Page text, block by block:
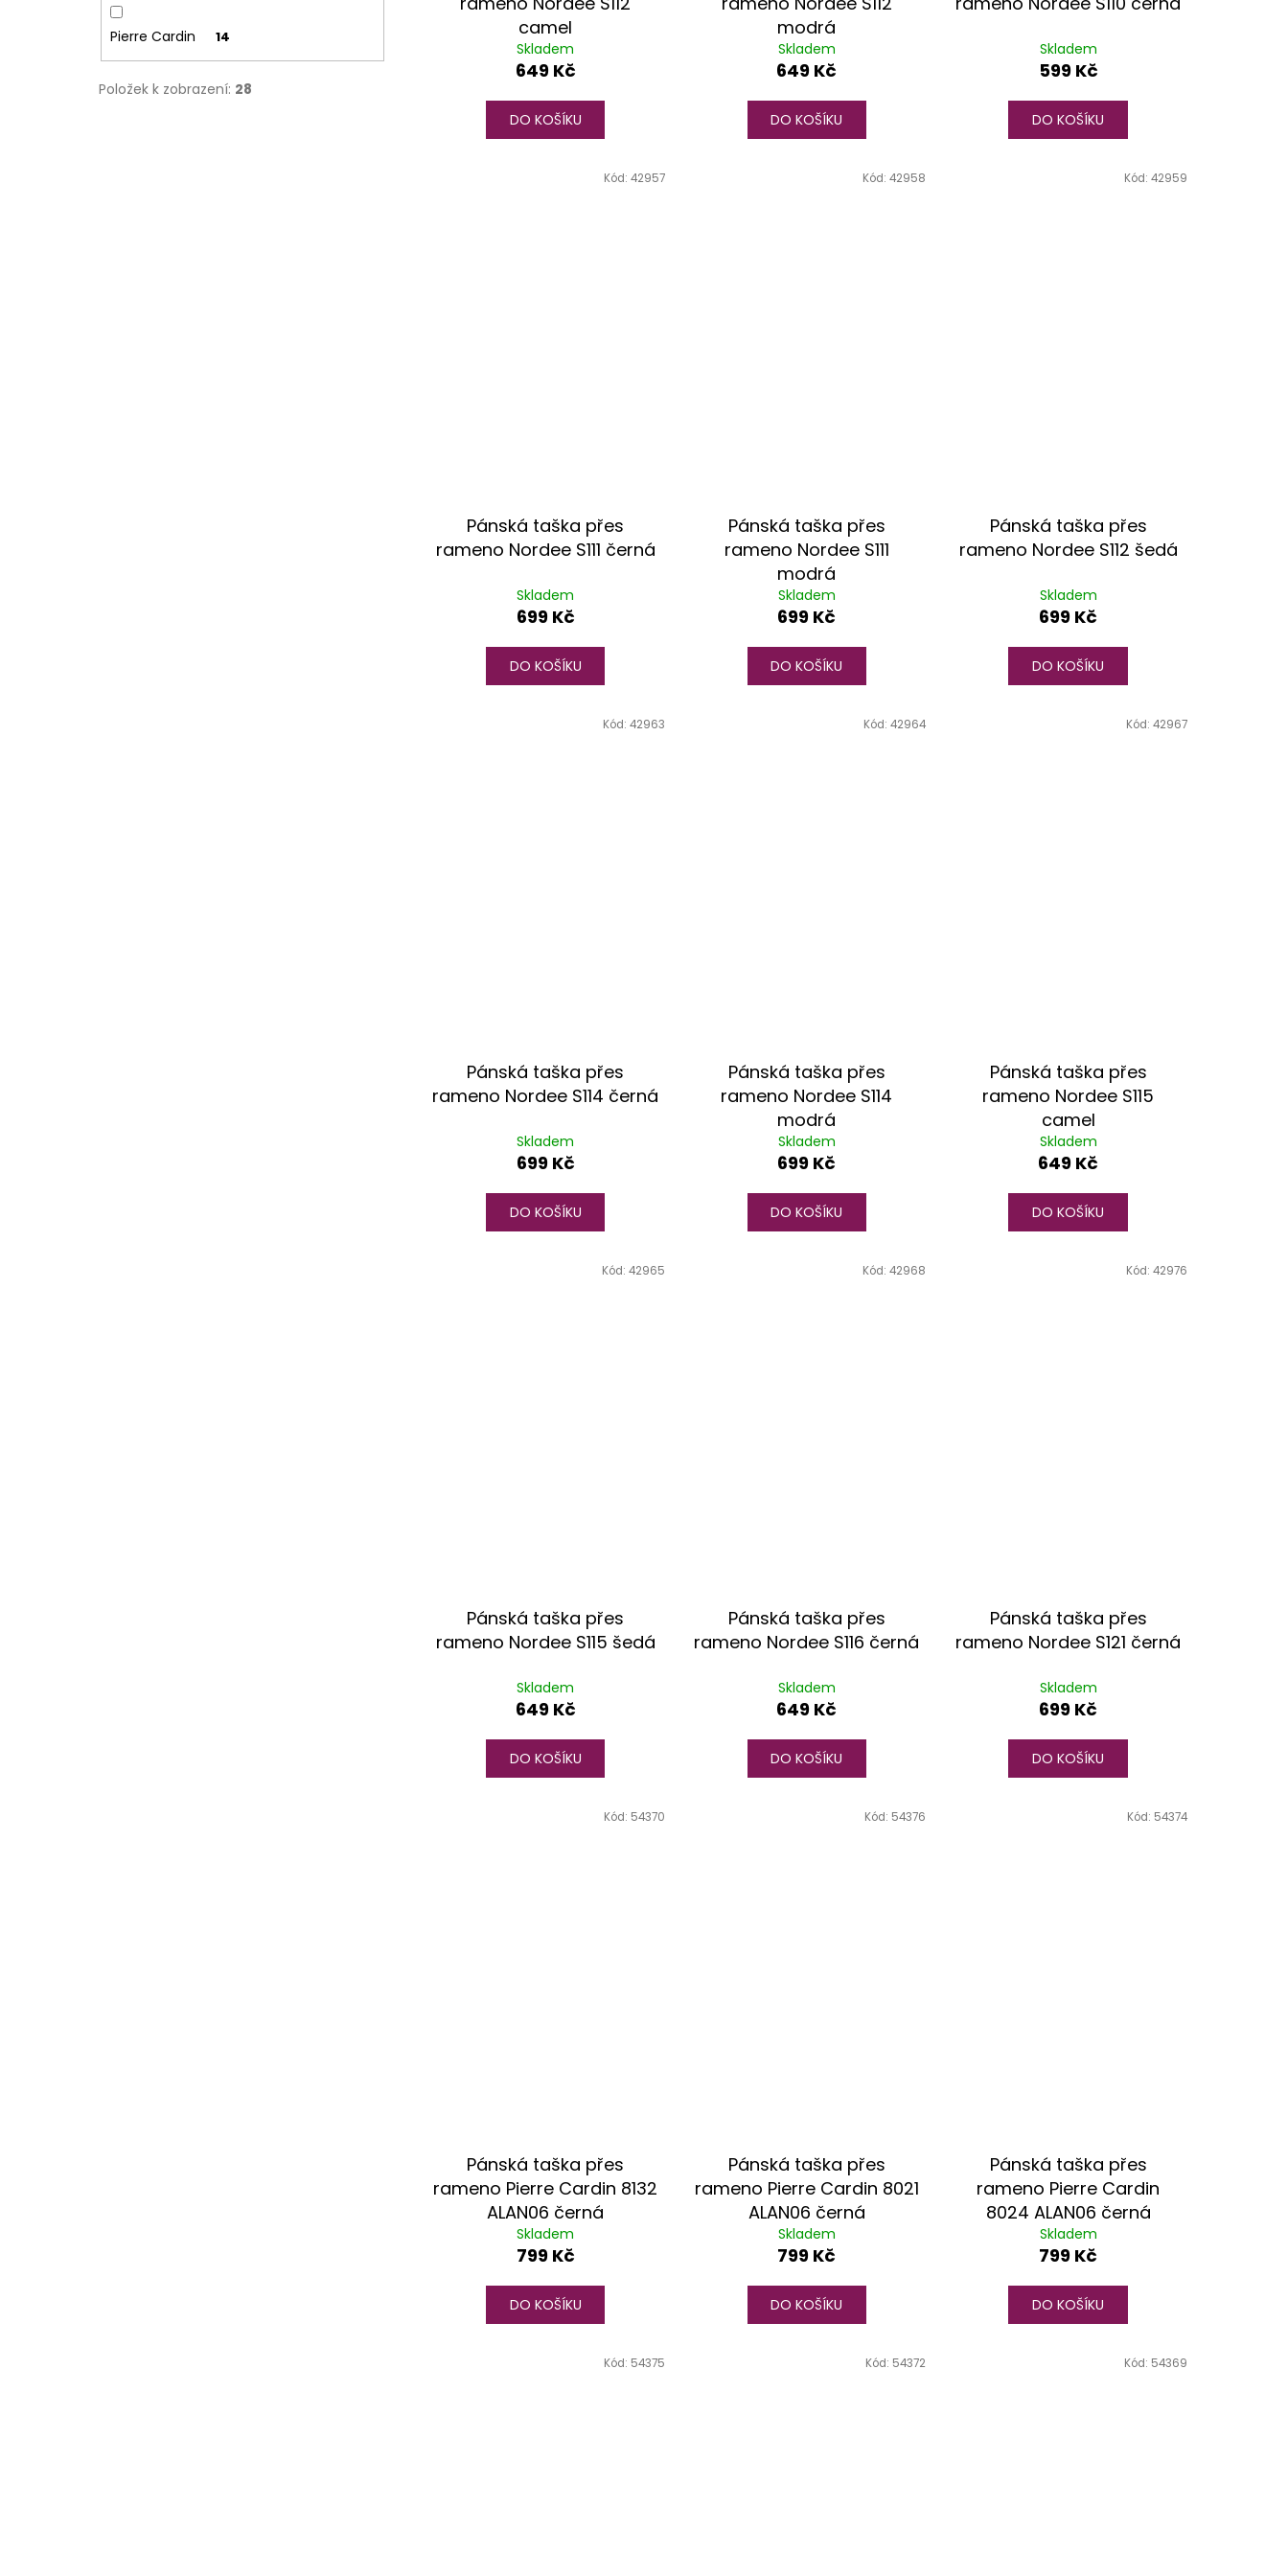
Pierre Cardin 14
Položek k zobrazení: 28
camel
Skladem
649 Kč
DO KOŠÍKU
modrá
Skladem
649 Kč
DO KOŠÍKU
Skladem
599 Kč
DO KOŠÍKU
Pánská taška přes
rameno Nordee S111 černá
Skladem
699 Kč
DO KOŠÍKU
Kód: 42957
Pánská taška přes
rameno Nordee S111
modrá
Skladem
699 Kč
DO KOŠÍKU
Kód:42958
Pánská taška přes
rameno Nordee S112 šedá
Skladem
699 Kč
DO KOŠÍKU
Kód: 42959
Pánská taška přes
rameno Nordee S114 černá
Skladem
699 Kč
DO KOŠÍKU
Kód: 42963
Pánská taška přes
rameno Nordee S114
modrá
Skladem
699 Kč
DO KOŠÍKU
Kód:42964
Pánská taška přes
rameno Nordee S115
camel
Skladem
649 Kč
DO KOŠÍKU
Kód: 42967
Pánská taška přes
rameno Nordee S115 šedá
Skladem
649 Kč
DO KOŠÍKU
Kód: 42965
Pánská taška přes
rameno Nordee S116 černá
Skladem
649 Kč
DO KOŠÍKU
Kód:42968
Pánská taška přes
rameno Nordee S121 černá
Skladem
699 Kč
DO KOŠÍKU
Kód: 42976
Pánská taška přes
rameno Pierre Cardin 8132
ALAN06 černá
Skladem
799 Kč
DO KOŠÍKU
Kód: 54370
Pánská taška přes
rameno Pierre Cardin 8021
ALAN06 černá
Skladem
799 Kč
DO KOŠÍKU
Kód: 54376
Pánská taška přes
rameno Pierre Cardin
8024 ALAN06 černá
Skladem
799 Kč
DO KOŠÍKU
Kód: 54374
Kód: 54375 Kód: 54372 Kód: 54369